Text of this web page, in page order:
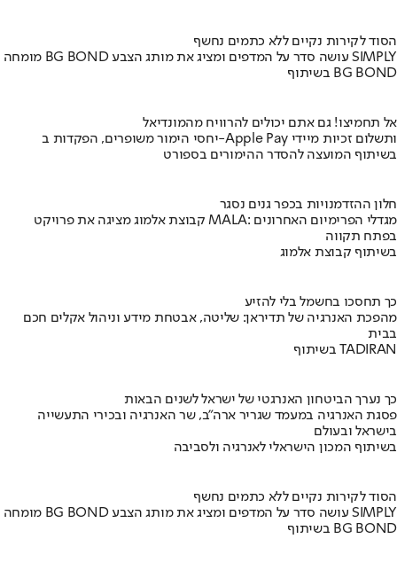
הסוד לקירות נקיים ללא כתמים נחשף
מומחה BG BOND עושה סדר על המדפים ומציג את מותג הצבע SIMPLY
בשיתוף BG BOND
אל תחמיצו! גם אתם יכולים להרוויח מהמונדיאל
יחסי הימור משופרים, הפקדות ב-Apple Pay ותשלום זכיות מיידי
בשיתוף המועצה להסדר ההימורים בספורט
חלון ההזדמנויות בכפר גנים נסגר
קבוצת אלמוג מציגה את פרויקט MALA: מגדלי הפרימיום האחרונים
בפתח תקווה
בשיתוף קבוצת אלמוג
כך תחסכו בחשמל בלי להזיע
מהפכת האנרגיה של תדיראן: שליטה, אבטחת מידע וניהול אקלים חכם
בבית
בשיתוף TADIRAN
כך נערך הביטחון האנרגטי של ישראל לשנים הבאות
פסגת האנרגיה במעמד שגריר ארה"ב, שר האנרגיה ובכירי התעשייה
בישראל ובעולם
בשיתוף המכון הישראלי לאנרגיה ולסביבה
הסוד לקירות נקיים ללא כתמים נחשף
מומחה BG BOND עושה סדר על המדפים ומציג את מותג הצבע SIMPLY
בשיתוף BG BOND